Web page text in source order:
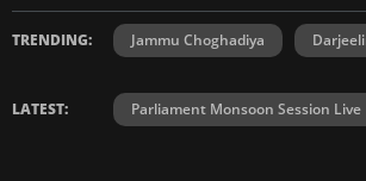
TRENDING: Jammu Choghadiya
LATEST: Parliament Monsoon Session Live